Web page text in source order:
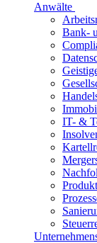
Anwälte
Bank-
IT- &